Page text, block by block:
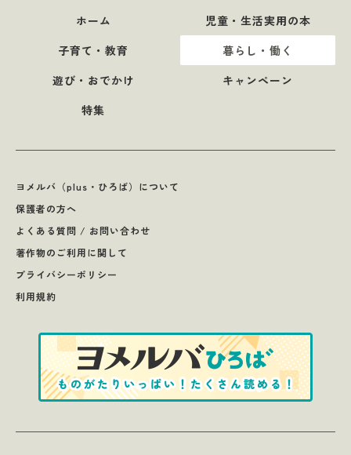
ホーム
児童・生活実用の本
子育て・教育
暮らし・働く
遊び・おでかけ
キャンペーン
特集
ヨメルバ（plus・ひろば）について
保護者の方へ
よくある質問 / お問い合わせ
著作物のご利用に関して
プライバシーポリシー
利用規約